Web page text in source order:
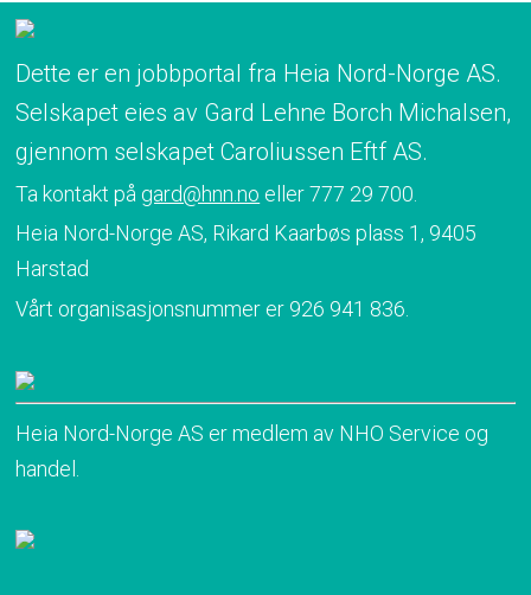
Dette er en jobbportal fra Heia Nord-Norge AS.
Selskapet eies av Gard Lehne Borch Michalsen,
gjennom selskapet Caroliussen Eftf AS.
Ta kontakt på gard@hnn.no eller 777 29 700.
Heia Nord-Norge AS, Rikard Kaarbøs plass 1, 9405
Harstad
Vårt organisasjonsnummer er 926 941 836.
Heia Nord-Norge AS er medlem av NHO Service og
handel.